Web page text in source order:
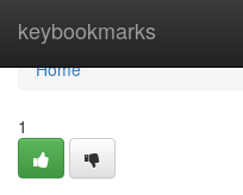
keybookmarks
Home
Home
1